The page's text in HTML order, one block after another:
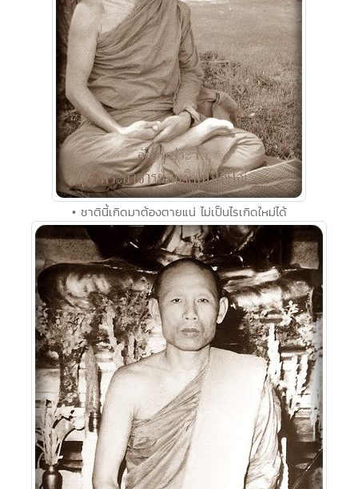
• ชาตินี้เกิดมาต้องตายแน่ ไม่เป็นไรเกิดใหม่ได้